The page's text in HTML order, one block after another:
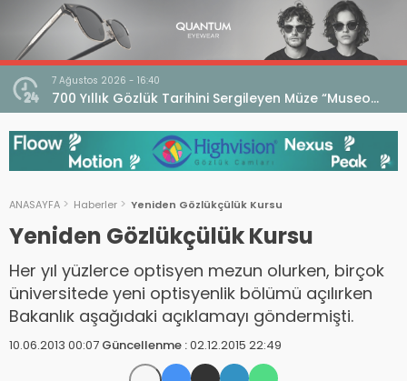
7 Ağustos 2026 - 16:40
700 Yıllık Gözlük Tarihini Sergileyen Müze “Museo
dell’Occhiale”
ANASAYFA Haberler Yeniden Gözlükçülük Kursu
Yeniden Gözlükçülük Kursu
Her yıl yüzlerce optisyen mezun olurken, birçok
üniversitede yeni optisyenlik bölümü açılırken
Bakanlık aşağıdaki açıklamayı göndermişti.
10.06.2013 00:07 Güncellenme :02.12.2015 22:49